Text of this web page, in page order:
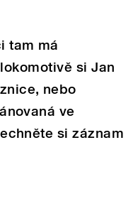
tam má
si Jan
nebo
ve
si záznam